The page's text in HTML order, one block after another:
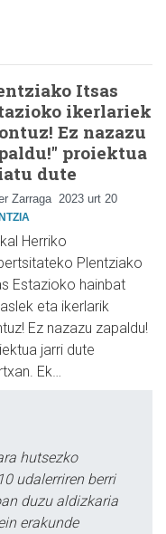
Itsas
ikerlariek
Ez nazazu
proiektua
dute
Zarraga 2023 urt 20
Herriko
Plentziako
Estazioko hainbat
eta ikerlarik
Ez nazazu zapaldu!
jarri dute
Ek…
hutsezko
udalerriren berri
duzu aldizkaria
erakunde